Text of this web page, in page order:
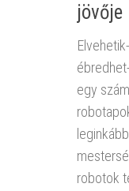
jövője
egy
robotok